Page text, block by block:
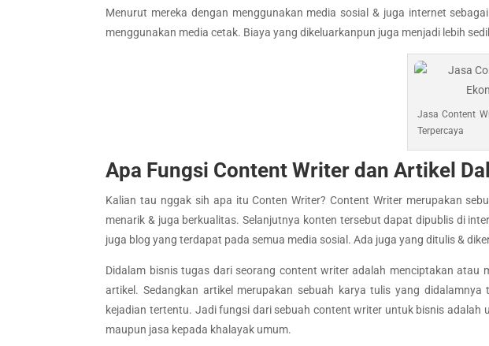
Menurut mereka dengan menggunakan media sosial & juga internet
menggunakan media cetak. Biaya yang dikeluarkanpun juga menjadi lebih
Jasa Content
Terpercaya
Apa Fungsi Content Writer dan Artikel
Kalian tau nggak sih apa itu Conten Writer? Content Writer merupakan
menarik & juga berkualitas. Selanjutnya konten tersebut dapat dipublis di
juga blog yang terdapat pada semua media sosial. Ada juga yang ditulis &
Didalam bisnis tugas dari seorang content writer adalah menciptakan
artikel. Sedangkan artikel merupakan sebuah karya tulis yang
kejadian tertentu. Jadi fungsi dari sebuah content writer untuk bisnis
maupun jasa kepada khalayak umum.